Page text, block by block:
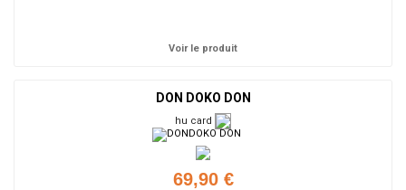
Voir le produit
DON DOKO DON
hu card
69,90 €